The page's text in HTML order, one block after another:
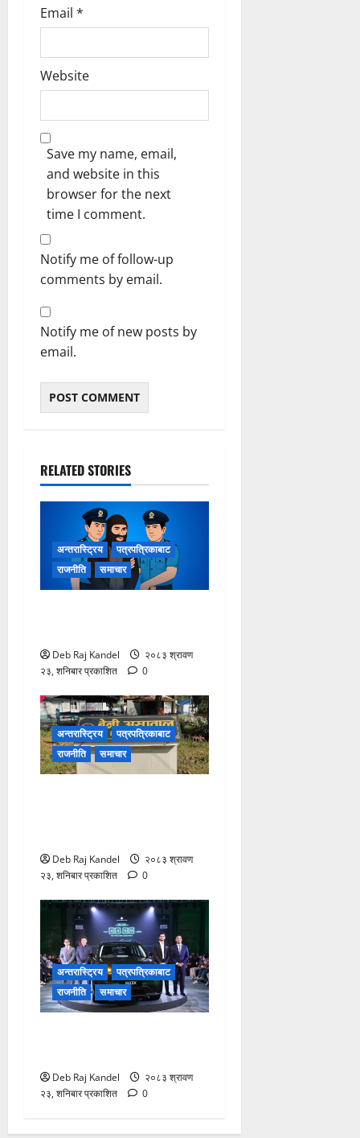
Email *
Website
Save my name, email,
and website in this
browser for the next
time I comment.
Notify me of follow-up
comments by email.
Notify me of new posts by
email.
RELATED STORIES
अन्तरास्ट्रिय
पत्रपत्रिकाबाट
राजनीति
समाचार
Deb Raj Kandel
२०८३ श्रावण
२३, शनिबार प्रकाशित
0
अन्तरास्ट्रिय
पत्रपत्रिकाबाट
राजनीति
समाचार
Deb Raj Kandel
२०८३ श्रावण
२३, शनिबार प्रकाशित
0
अन्तरास्ट्रिय
पत्रपत्रिकाबाट
राजनीति
समाचार
Deb Raj Kandel
२०८३ श्रावण
२३, शनिबार प्रकाशित
0